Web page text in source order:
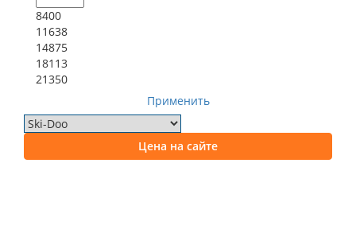
8400
11638
14875
18113
21350
Применить
Цена на сайте